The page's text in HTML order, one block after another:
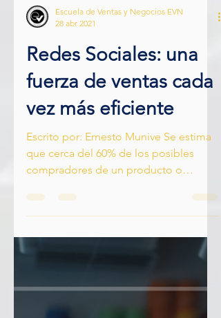
28 abr 2021
Redes Sociales: una
fuerza de ventas cada
Escrito por: Ernesto Munive Se estima
que cerca del 60% de los posibles